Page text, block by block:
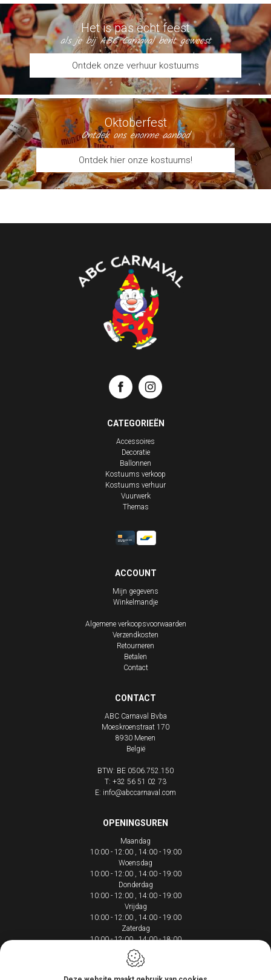
Het is pas echt feest
als je bij ABC Carnaval bent geweest
Ontdek onze verhuur kostuums
Oktoberfest
Ontdek ons enorme aanbod
Ontdek hier onze kostuums!
CATEGORIEËN
Accessoires
Decoratie
Ballonnen
Kostuums verkoop
Kostuums verhuur
Vuurwerk
Themas
ACCOUNT
Mijn gegevens
Winkelmandje
Algemene verkoopsvoorwaarden
Verzendkosten
Retourneren
Betalen
Contact
CONTACT
ABC Carnaval Bvba
Moeskroenstraat 170
8930 Menen
België
BTW: BE 0506.752.150
T: +32 56 51 02 73
E: info@abccarnaval.com
OPENINGSUREN
Maandag
10:00 - 12:00
14:00 - 19:00
Woensdag
10:00 - 12:00
14:00 - 19:00
Donderdag
10:00 - 12:00
14:00 - 19:00
Vrijdag
10:00 - 12:00
14:00 - 19:00
Zaterdag
10:00 - 12:00
14:00 - 18:00